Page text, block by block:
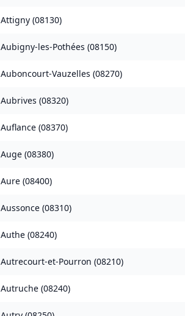
Attigny (08130)
Aubigny-les-Pothées (08150)
Auboncourt-Vauzelles (08270)
Aubrives (08320)
Auflance (08370)
Auge (08380)
Aure (08400)
Aussonce (08310)
Authe (08240)
Autrecourt-et-Pourron (08210)
Autruche (08240)